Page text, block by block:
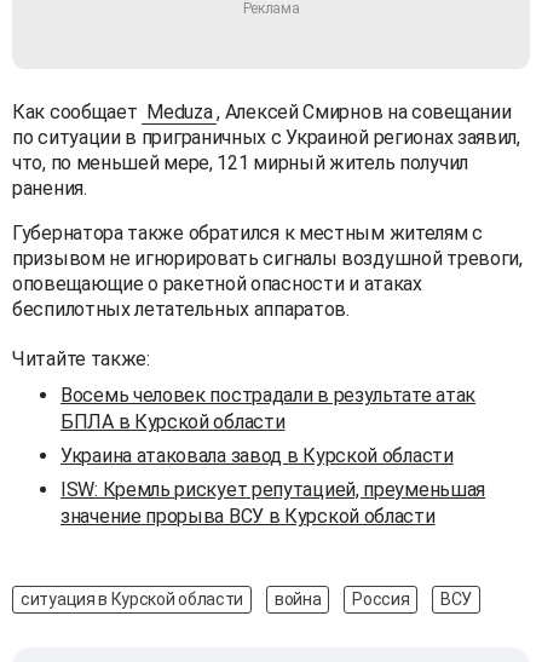
Как сообщает Meduza , Алексей Смирнов на совещании
по ситуации в приграничных с Украиной регионах заявил,
что, по меньшей мере, 121 мирный житель получил
ранения.
Губернатора также обратился к местным жителям с
призывом не игнорировать сигналы воздушной тревоги,
оповещающие о ракетной опасности и атаках
беспилотных летательных аппаратов.
Читайте также:
Восемь человек пострадали в результате атак
БПЛА в Курской области
Украина атаковала завод в Курской области
ISW: Кремль рискует репутацией, преуменьшая
значение прорыва ВСУ в Курской области
ситуация в Курской области война Россия ВСУ